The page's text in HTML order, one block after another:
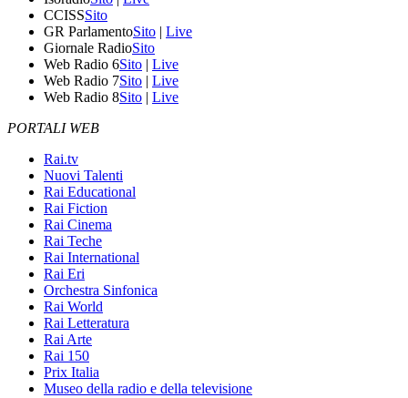
CCISSSito
GR ParlamentoSito | Live
Giornale RadioSito
Web Radio 6Sito | Live
Web Radio 7Sito | Live
Web Radio 8Sito | Live
PORTALI WEB
Rai.tv
Nuovi Talenti
Rai Educational
Rai Fiction
Rai Cinema
Rai Teche
Rai International
Rai Eri
Orchestra Sinfonica
Rai World
Rai Letteratura
Rai Arte
Rai 150
Prix Italia
Museo della radio e della televisione